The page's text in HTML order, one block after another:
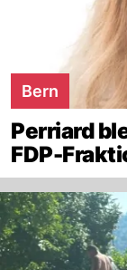
Bern
Perriard
FDP-